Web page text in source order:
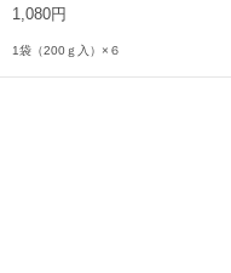
1,080円
1袋（200ｇ入）×６